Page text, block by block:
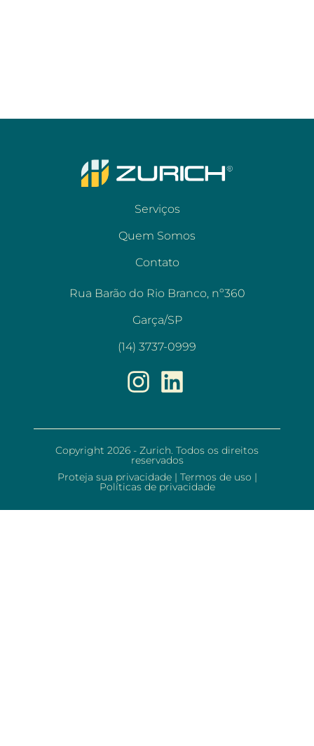
Serviços
Quem Somos
Contato
Rua Barão do Rio Branco, nº360
Garça/SP
(14) 3737-0999
Copyright 2026 - Zurich. Todos os direitos
reservados
Proteja sua privacidade | Termos de uso |
Políticas de privacidade